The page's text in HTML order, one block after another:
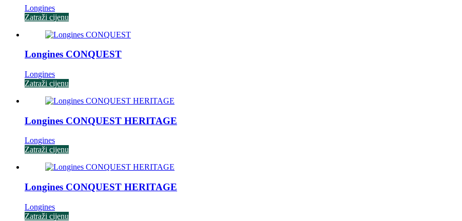
Longines
Zatraži cijenu
Longines CONQUEST
Longines
Zatraži cijenu
Longines CONQUEST HERITAGE
Longines
Zatraži cijenu
Longines CONQUEST HERITAGE
Longines
Zatraži cijenu